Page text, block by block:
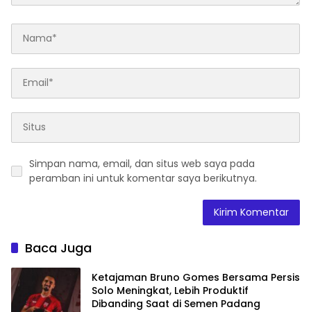
Simpan nama, email, dan situs web saya pada
peramban ini untuk komentar saya berikutnya.
Baca Juga
Ketajaman Bruno Gomes Bersama Persis
Solo Meningkat, Lebih Produktif
Dibanding Saat di Semen Padang